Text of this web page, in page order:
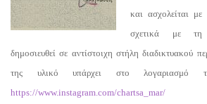
και ασχολείται
σχετικά με τη
δημοσιευθεί σε αντίστοιχη στήλη διαδικτυακού
της υλικό υπάρχει στο λογαριασμό
https://www.instagram.com/chartsa_mar/